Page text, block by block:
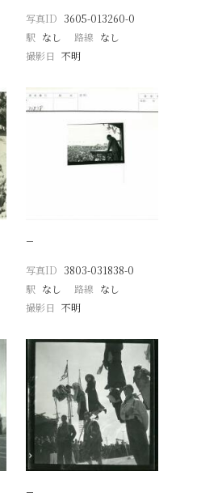
写真ID 3605-013260-0
駅 なし 路線 なし
撮影日 不明
−
写真ID 3803-031838-0
駅 なし 路線 なし
撮影日 不明
−